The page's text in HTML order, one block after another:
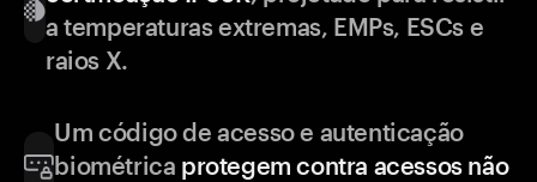
a temperaturas extremas, EMPs, ESCs e
raios X.
Um código de acesso e autenticação
biométrica protegem contra acessos não